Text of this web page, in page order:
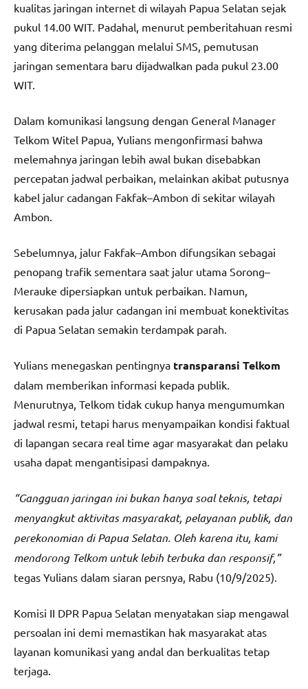
kualitas jaringan internet di wilayah Papua Selatan sejak
pukul 14.00 WIT. Padahal, menurut pemberitahuan resmi
yang diterima pelanggan melalui SMS, pemutusan
jaringan sementara baru dijadwalkan pada pukul 23.00
WIT.
Dalam komunikasi langsung dengan General Manager
Telkom Witel Papua, Yulians mengonfirmasi bahwa
melemahnya jaringan lebih awal bukan disebabkan
percepatan jadwal perbaikan, melainkan akibat putusnya
kabel jalur cadangan Fakfak–Ambon di sekitar wilayah
Ambon.
Sebelumnya, jalur Fakfak–Ambon difungsikan sebagai
penopang trafik sementara saat jalur utama Sorong–
Merauke dipersiapkan untuk perbaikan. Namun,
kerusakan pada jalur cadangan ini membuat konektivitas
di Papua Selatan semakin terdampak parah.
Yulians menegaskan pentingnya transparansi Telkom
dalam memberikan informasi kepada publik.
Menurutnya, Telkom tidak cukup hanya mengumumkan
jadwal resmi, tetapi harus menyampaikan kondisi faktual
di lapangan secara real time agar masyarakat dan pelaku
usaha dapat mengantisipasi dampaknya.
“Gangguan jaringan ini bukan hanya soal teknis, tetapi
menyangkut aktivitas masyarakat, pelayanan publik, dan
perekonomian di Papua Selatan. Oleh karena itu, kami
mendorong Telkom untuk lebih terbuka dan responsif,”
tegas Yulians dalam siaran persnya, Rabu (10/9/2025).
Komisi II DPR Papua Selatan menyatakan siap mengawal
persoalan ini demi memastikan hak masyarakat atas
layanan komunikasi yang andal dan berkualitas tetap
terjaga.